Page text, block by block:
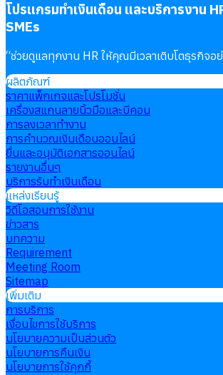
โปรแกรมทำเงินเดือน และบริการงาน
SMEs
“ช่วยดูแลทุกงาน HR ให้คุณมีเวลาเติบโตธุรกิจอ
ผลิตภัณฑ์
ราคาแพ็กเกจและโปรโมชั่น
เครื่องสแกนลายนิ้วมือและบีคอน
การลงเวลาทำงาน
การคำนวณเงินเดือนออนไลน์
ยื่นและอนุมัติเอกสารออนไลน์
รายงานอื่นๆ
บริการรับทำเงินเดือน
แหล่งเรียนรู้
วิดีโอสอนการใช้งาน
ข่าวสาร
บทความ
Requirement
Meeting Room
Sitemap
เพิ่มเติม
การบริการ
เงื่อนไขการใช้บริการ
นโยบายความเป็นส่วนตัว
นโยบายการคืนเงิน
นโยบายการใช้คุกกี้